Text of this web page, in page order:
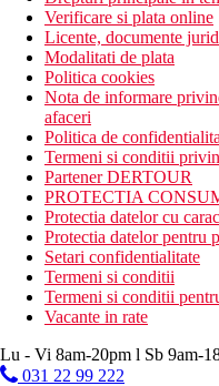
Descrierea plajei
nisip inchis la
albastru)
sezlonguri,
Activitati sportive
fitness
Activitati contra cost
sporturi acvatice
centru SPA
Mese
All Inclusive Premium:
10:00 - 23:00,
gustari usoare in
bauturi
selectate de
Verificare si plata online
Licente, documente
Modalitati de plata
Politica cookies
Nota de informare
afaceri
Politica de
Termeni si conditii
Partener DERTOUR
PROTECTIA
Protectia datelor cu
Protectia datelor pentru
Setari confidentialitate
Termeni si conditii
Termeni si conditii
Vacante in rate
Lu - Vi 8am-20pm l Sb 9am-
031 22 99 222